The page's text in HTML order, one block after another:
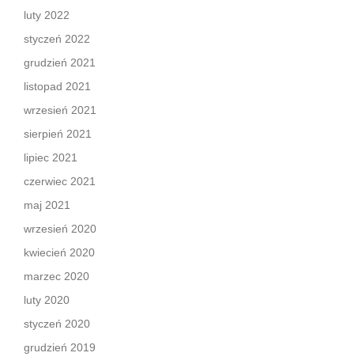
luty 2022
styczeń 2022
grudzień 2021
listopad 2021
wrzesień 2021
sierpień 2021
lipiec 2021
czerwiec 2021
maj 2021
wrzesień 2020
kwiecień 2020
marzec 2020
luty 2020
styczeń 2020
grudzień 2019